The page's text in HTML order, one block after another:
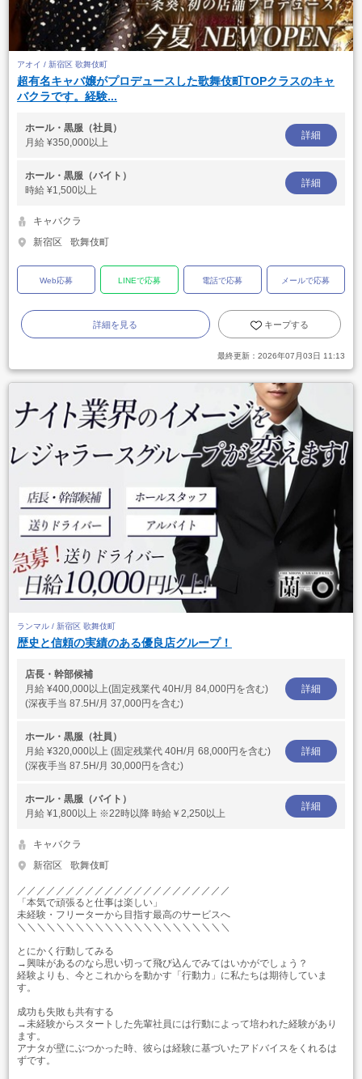
アオイ / 新宿区 歌舞伎町
超有名キャバ嬢がプロデュースした歌舞伎町TOPクラスのキャ
バクラです。経験...
ホール・黒服（社員）
月給 ¥350,000以上
詳細
ホール・黒服（バイト）
時給 ¥1,500以上
詳細
キャバクラ
新宿区
歌舞伎町
Web応募 LINEで応募 電話で応募 メールで応募
詳細を見る キープする
最終更新： 2026年07月03日 11:13
ランマル / 新宿区 歌舞伎町
歴史と信頼の実績のある優良店グループ！
店長・幹部候補
月給 ¥400,000以上(固定残業代 40H/月 84,000円を含む)
(深夜手当 87.5H/月 37,000円を含む)
詳細
ホール・黒服（社員）
月給 ¥320,000以上 (固定残業代 40H/月 68,000円を含む)
(深夜手当 87.5H/月 30,000円を含む)
詳細
ホール・黒服（バイト）
月給 ¥1,800以上 ※22時以降 時給￥2,250以上
詳細
キャバクラ
新宿区
歌舞伎町
／／／／／／／／／／／／／／／／／／／／／／
「本気で頑張ると仕事は楽しい」
未経験・フリーターから目指す最高のサービスへ
＼＼＼＼＼＼＼＼＼＼＼＼＼＼＼＼＼＼＼＼＼＼
とにかく行動してみる
→興味があるのなら思い切って飛び込んでみてはいかがでしょう？
経験よりも、今とこれからを動かす「行動力」に私たちは期待していま
す。
成功も失敗も共有する
→未経験からスタートした先輩社員には行動によって培われた経験があり
ます。
アナタが壁にぶつかった時、彼らは経験に基づいたアドバイスをくれるは
ずです。